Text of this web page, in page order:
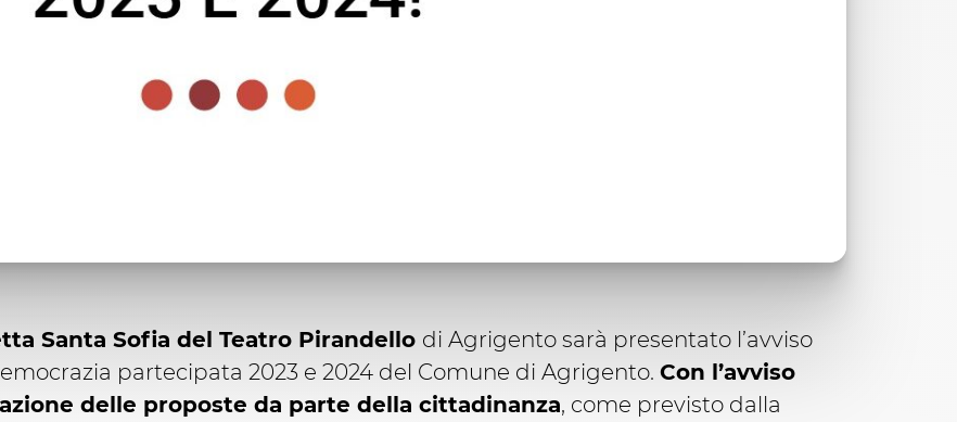
Santa Sofia del Teatro Pirandello di Agrigento sarà presentato l’avviso
partecipata 2023 e 2024 del Comune di Agrigento. Con l’avviso
delle proposte da parte della cittadinanza, come previsto dalla